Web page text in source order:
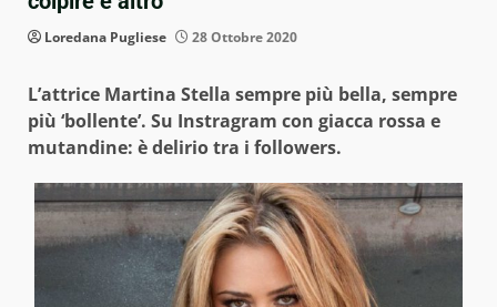
Loredana Pugliese 28 Ottobre 2020
L’attrice Martina Stella sempre più bella, sempre
più ‘bollente’. Su Instragram con giacca rossa e
mutandine: è delirio tra i followers.